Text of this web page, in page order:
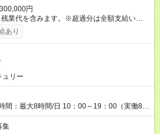
円
業代を含みます。※超過分は全額支給いたし
代 14,616円／月 みなし残業時間 10時間／月
慮の上、当社規程により決定します。 ーー
」があり、仕事での成果にあわせて昇給しま
る人は、上長の裁量でさらにプラスの昇給
成長が収入につながる環境です。 【試用
試用期間の長さ：3ヶ月 雇用形態、給与は
。
あり
ュリー
間：最大8時間/日 10：00～19：00（実働8時
異なります。
集